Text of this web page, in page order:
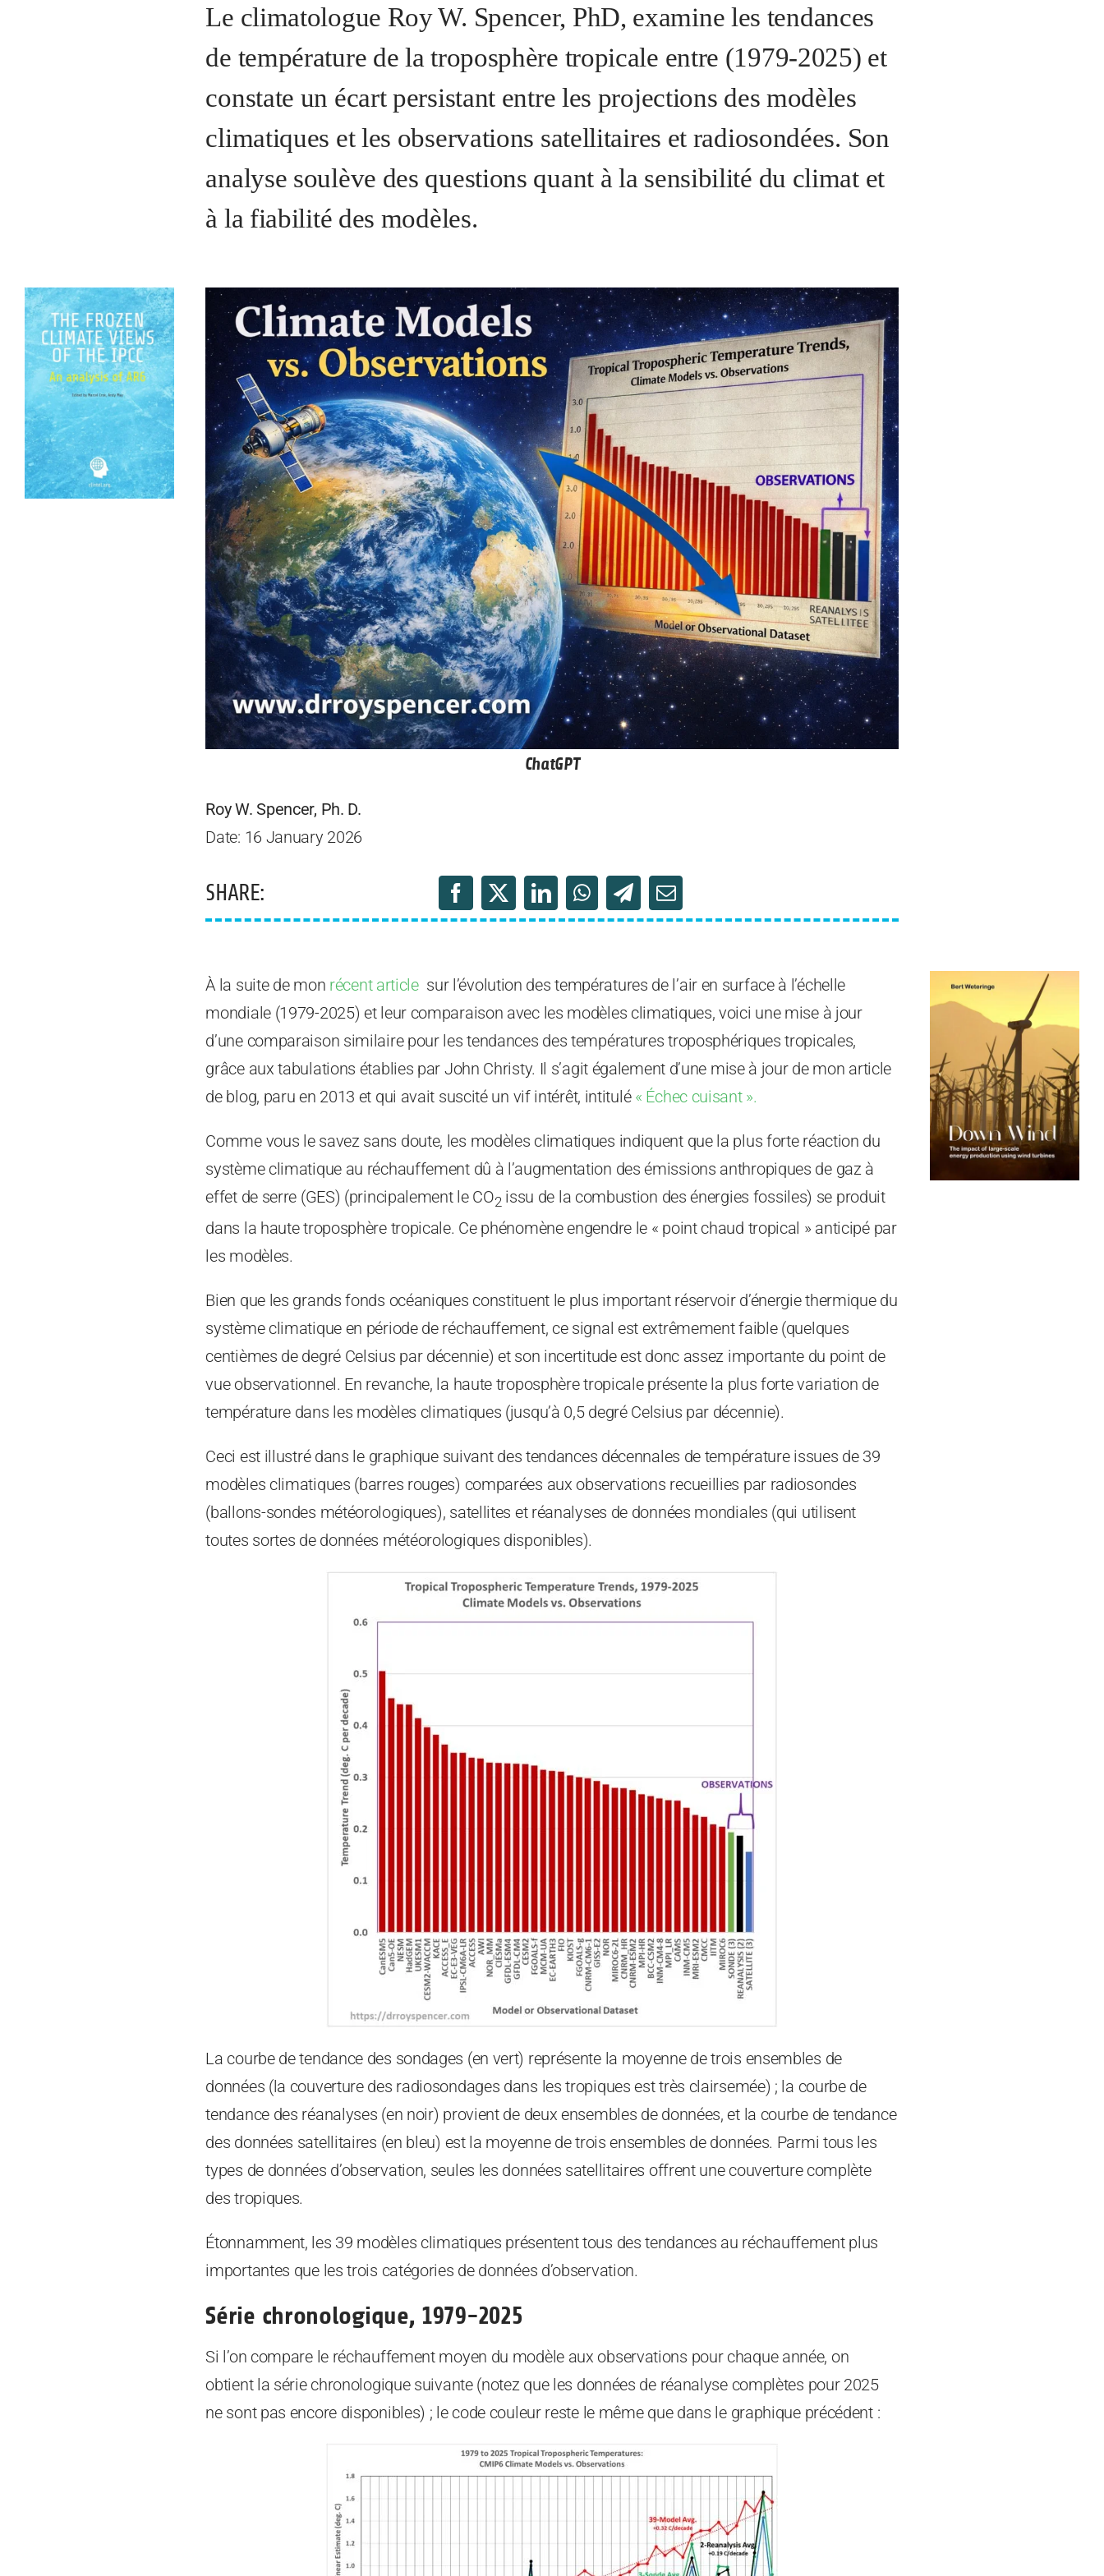
Le climatologue Roy W. Spencer, PhD, examine les tendances
de température de la troposphère tropicale entre (1979-2025) et
constate un écart persistant entre les projections des modèles
climatiques et les observations satellitaires et radiosondées. Son
analyse soulève des questions quant à la sensibilité du climat et
à la fiabilité des modèles.
ChatGPT
Roy W. Spencer, Ph. D.
Date: 16 January 2026
SHARE:
À la suite de mon récent articlesur l’évolution des températures de l’air en surface à l’échelle
mondiale (1979-2025) et leur comparaison avec les modèles climatiques, voici une mise à jour
d’une comparaison similaire pour les tendances des températures troposphériques tropicales,
grâce aux tabulations établies par John Christy. Il s’agit également d’une mise à jour de mon article
de blog, paru en 2013 et qui avait suscité un vif intérêt, intitulé « Échec cuisant ».
Comme vous le savez sans doute, les modèles climatiques indiquent que la plus forte réaction du
système climatique au réchauffement dû à l’augmentation des émissions anthropiques de gaz à
effet de serre (GES) (principalement le CO2 issu de la combustion des énergies fossiles) se produit
dans la haute troposphère tropicale. Ce phénomène engendre le « point chaud tropical » anticipé par
les modèles.
Bien que les grands fonds océaniques constituent le plus important réservoir d’énergie thermique du
système climatique en période de réchauffement, ce signal est extrêmement faible (quelques
centièmes de degré Celsius par décennie) et son incertitude est donc assez importante du point de
vue observationnel. En revanche, la haute troposphère tropicale présente la plus forte variation de
température dans les modèles climatiques (jusqu’à 0,5 degré Celsius par décennie).
Ceci est illustré dans le graphique suivant des tendances décennales de température issues de 39
modèles climatiques (barres rouges) comparées aux observations recueillies par radiosondes
(ballons-sondes météorologiques), satellites et réanalyses de données mondiales (qui utilisent
toutes sortes de données météorologiques disponibles).
La courbe de tendance des sondages (en vert) représente la moyenne de trois ensembles de
données (la couverture des radiosondages dans les tropiques est très clairsemée) ; la courbe de
tendance des réanalyses (en noir) provient de deux ensembles de données, et la courbe de tendance
des données satellitaires (en bleu) est la moyenne de trois ensembles de données. Parmi tous les
types de données d’observation, seules les données satellitaires offrent une couverture complète
des tropiques.
Étonnamment, les 39 modèles climatiques présentent tous des tendances au réchauffement plus
importantes que les trois catégories de données d’observation.
Série chronologique, 1979-2025
Si l’on compare le réchauffement moyen du modèle aux observations pour chaque année, on
obtient la série chronologique suivante (notez que les données de réanalyse complètes pour 2025
ne sont pas encore disponibles) ; le code couleur reste le même que dans le graphique précédent :